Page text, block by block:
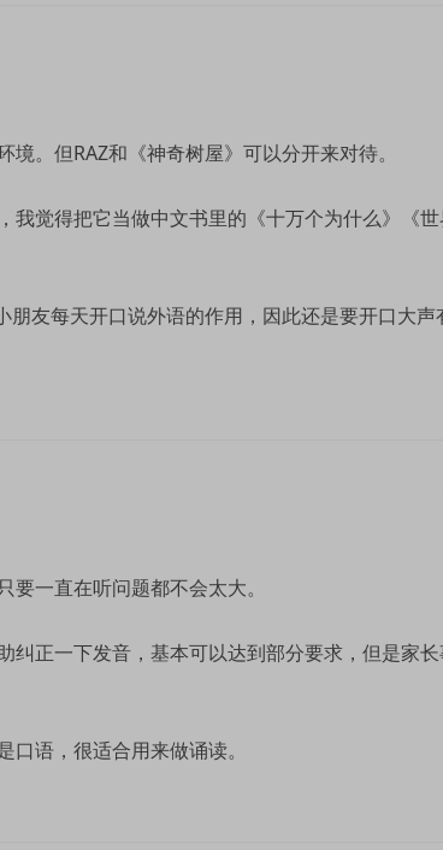
。但RAZ和《神奇树屋》可以分开来对待。
我觉得把它当做中文书里的《十万个为什么》《世
友每天开口说外语的作用，因此还是要开口大声
一直在听问题都不会太大。
纠正一下发音，基本可以达到部分要求，但是家
语，很适合用来做诵读。